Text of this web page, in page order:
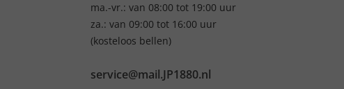
ma.-vr.: van 08:00 tot 19:00 uur
za.: van 09:00 tot 16:00 uur
(kosteloos bellen)
service@mail.JP1880.nl